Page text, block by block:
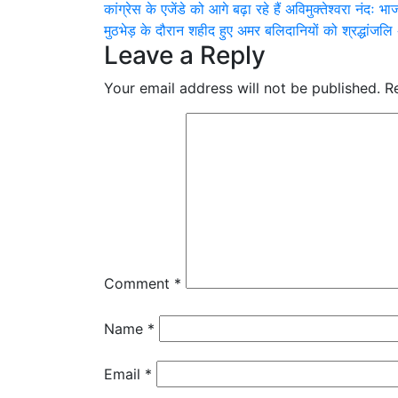
Share
Post
navigation
कांग्रेस के एजेंडे को आगे बढ़ा रहे हैं अविमुक्तेश्वरा नंदः
मुठभेड़ के दौरान शहीद हुए अमर बलिदानियों को श्रद्धांजलि
Leave a Reply
Your email address will not be published.
Comment *
Name *
Email *